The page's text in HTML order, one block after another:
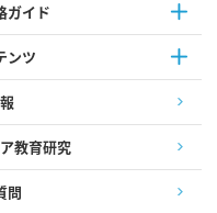
ガイド
ンツ
教育研究
問